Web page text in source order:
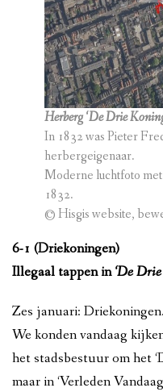
Herberg ‘De Drie
In 1832 was Pieter
herbergeigenaar.
Moderne luchtfoto
1832.
© Hisgis website,
6-1 (Driekoningen)
Illegaal tappen in‘De
Zes januari: Driekoningen.
We konden vandaag
het stadsbestuur om het
maar in ‘Verleden